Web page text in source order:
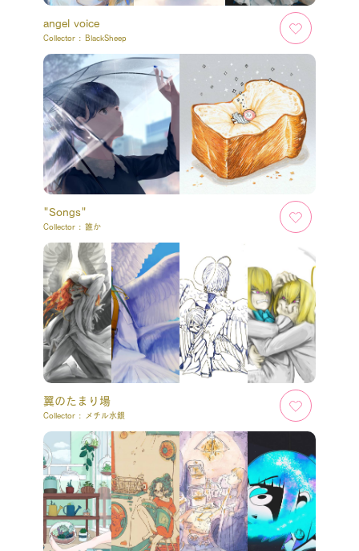
angel voice
Collector : BlackSheep
"Songs"
Collector : 誰か
翼のたまり場
Collector : メチル水銀